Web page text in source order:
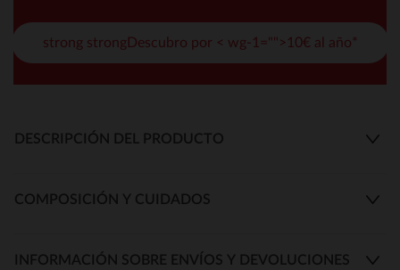
strong strongDescubro por < wg-1="">10€ al año*
DESCRIPCIÓN DEL PRODUCTO
COMPOSICIÓN Y CUIDADOS
INFORMACIÓN SOBRE ENVÍOS Y DEVOLUCIONES